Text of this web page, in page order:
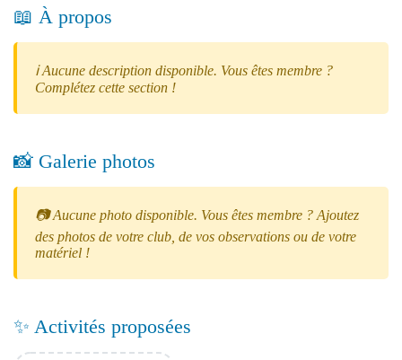
📖 À propos
ℹ️ Aucune description disponible. Vous êtes membre ?
Complétez cette section !
📸 Galerie photos
📷 Aucune photo disponible. Vous êtes membre ? Ajoutez
des photos de votre club, de vos observations ou de votre
matériel !
✨ Activités proposées